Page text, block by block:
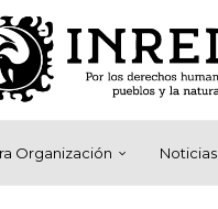
Organización Noticias